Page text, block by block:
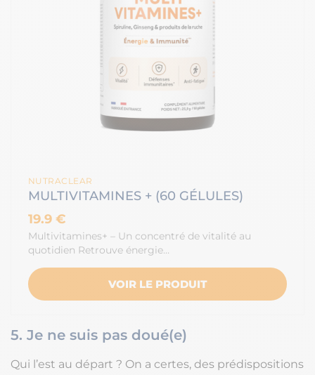
NUTRACLEAR
MULTIVITAMINES + (60 GÉLULES)
19.9 €
Multivitamines+ – Un concentré de vitalité au
quotidien Retrouve énergie…
VOIR LE PRODUIT
5. Je ne suis pas doué(e)
Qui l’est au départ ? On a certes, des prédispositions